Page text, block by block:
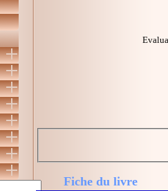
Fiche du livre